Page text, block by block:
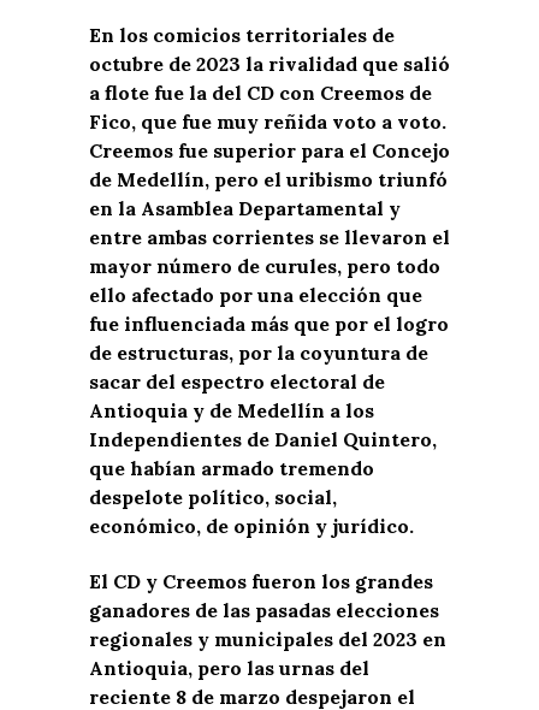
En los comicios territoriales de
octubre de 2023 la rivalidad que salió
a flote fue la del CD con Creemos de
Fico, que fue muy reñida voto a voto.
Creemos fue superior para el Concejo
de Medellín, pero el uribismo triunfó
en la Asamblea Departamental y
entre ambas corrientes se llevaron el
mayor número de curules, pero todo
ello afectado por una elección que
fue influenciada más que por el logro
de estructuras, por la coyuntura de
sacar del espectro electoral de
Antioquia y de Medellín a los
Independientes de Daniel Quintero,
que habían armado tremendo
despelote político, social,
económico, de opinión y jurídico.
El CD y Creemos fueron los grandes
ganadores de las pasadas elecciones
regionales y municipales del 2023 en
Antioquia, pero las urnas del
reciente 8 de marzo despejaron el